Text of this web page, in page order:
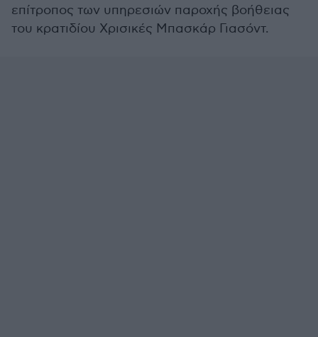
επίτροπος των υπηρεσιών παροχής βοήθειας
του κρατιδίου Χρισικές Μπασκάρ Γιασόντ.